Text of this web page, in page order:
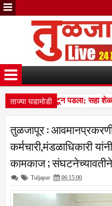
ताज्या घडामोडी
कळप शेळ्यांवर तुटून पडला; सहा शेळ्या
बस देतो' म्हणत १७ लाखांचा गंडा;
कळप शेळ्यांवर तुटून पडला; सहा शेळ्या
तुळजापूर :
कर्मचारी,मंडळाधिकारी
कामकाज ;
Tuljapur 06:15:00